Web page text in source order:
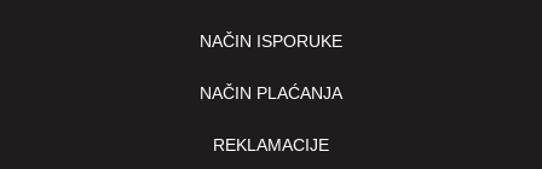
NAČIN ISPORUKE
NAČIN PLAĆANJA
REKLAMACIJE